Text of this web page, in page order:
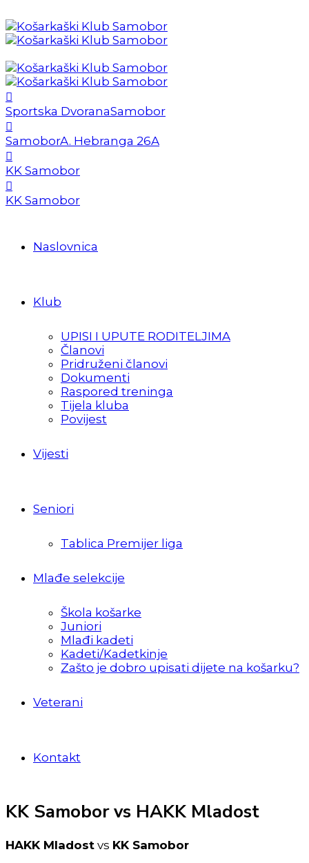
Sportska DvoranaSamobor
SamoborA. Hebranga 26A
KK Samobor
KK Samobor
Naslovnica
Klub
UPISI I UPUTE RODITELJIMA
Članovi
Pridruženi članovi
Dokumenti
Raspored treninga
Tijela kluba
Povijest
Vijesti
Seniori
Tablica Premijer liga
Mlađe selekcije
Škola košarke
Juniori
Mlađi kadeti
Kadeti/Kadetkinje
Zašto je dobro upisati dijete na košarku?
Veterani
Kontakt
KK Samobor vs HAKK Mladost
HAKK Mladost vs KK Samobor